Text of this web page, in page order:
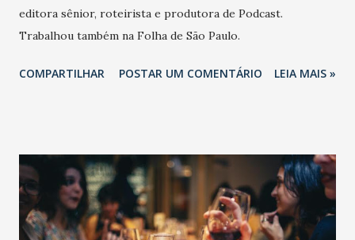
editora sênior, roteirista e produtora de Podcast.
Trabalhou também na Folha de São Paulo.
COMPARTILHAR POSTAR UM COMENTÁRIO LEIA MAIS »